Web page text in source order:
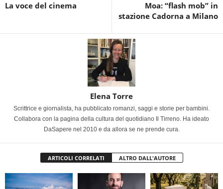
La voce del cinema
Moa: “flash mob” in
stazione Cadorna a Milano
Elena Torre
Scrittrice e giornalista, ha pubblicato romanzi, saggi e storie per bambini.
Collabora con la pagina della cultura del quotidiano Il Tirreno. Ha ideato
DaSapere nel 2010 e da allora se ne prende cura.
ARTICOLI CORRELATI ALTRO DALL'AUTORE